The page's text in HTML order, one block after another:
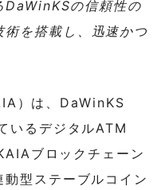
DaWinKSの信頼性の
を搭載し、迅速かつ
）は、DaWinKS
いるデジタルATM
ブロックチェーン
型ステーブルコイン